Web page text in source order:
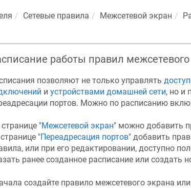
Сетевые правила Межсетевой экран
работы правил
позволяют не только управлять
и устройствами домашней сети, но и
портов. Можно по расписанию
"Межсетевой экран" можно добавить
"Переадресация портов" добавить
или при его редактировании, доступно
ранее созданное расписание или создать
создайте правило межсетевого экрана